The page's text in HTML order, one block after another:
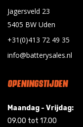
Jagersveld 23
5405 BW Uden
+31(0)413 72 49 35
info@batterysales.nl
OPENINGSTIJDEN
Maandag - Vrijdag:
09.00 tot 17.00